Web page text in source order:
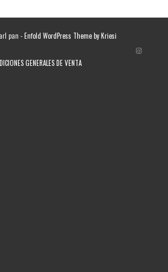
pan -Enfold WordPress Theme by Kriesi
GENERALES DE VENTA